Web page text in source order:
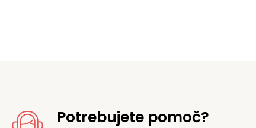
Potrebujete pomoč?